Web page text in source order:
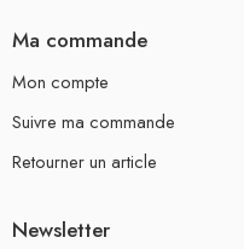
Ma commande
Mon compte
Suivre ma commande
Retourner un article
Newsletter